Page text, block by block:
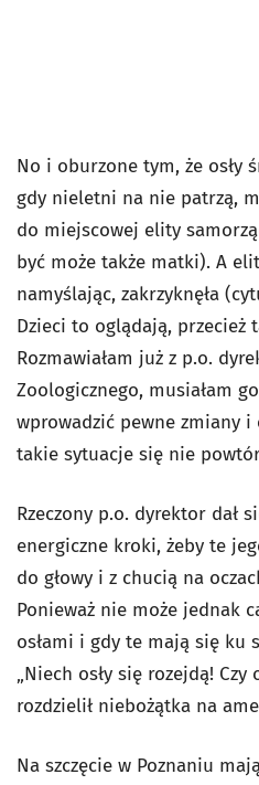
No i oburzone tym, że osły
gdy nieletni na nie patrzą,
do miejscowej elity
być może także matki). A
namyślając, zakrzyknęła
Dzieci to oglądają, przecież
Rozmawiałam już z p.o.
Zoologicznego, musiałam
wprowadzić pewne zmiany i
takie sytuacje się nie
Rzeczony p.o. dyrektor dał
energiczne kroki, żeby te
do głowy i z chucią na
Ponieważ nie może jednak
osłami i gdy te mają się ku
„Niech osły się rozejdą! Czy
rozdzielił niebożątka na
Na szczęcie w Poznaniu